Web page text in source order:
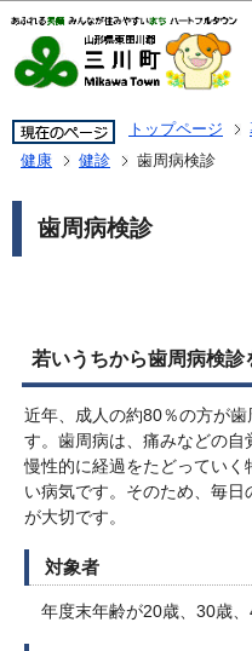
トップページ
健康
健診 歯周病検診
歯周病検診
若いうちから歯周病検診
近年、成人の約80％の方が
す。歯周病は、痛みなどの自
慢性的に経過をたどってい
い病気です。そのため、毎
が大切です。
対象者
年度末年齢が20歳、30歳